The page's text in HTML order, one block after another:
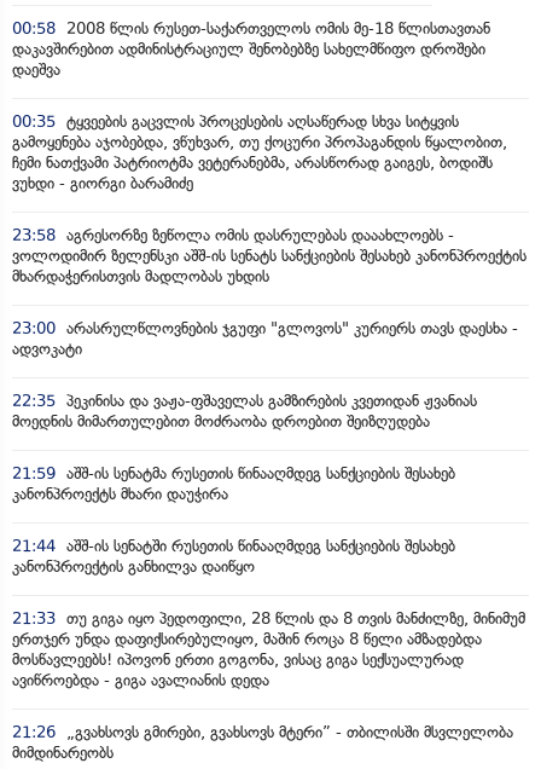
00:58
2008 წლის რუსეთ-საქართველოს ომის მე-18 წლისთავთან
დაკავშირებით ადმინისტრაციულ შენობებზე სახელმწიფო დროშები
დაეშვა
00:35 ტყვეების გაცვლის პროცესების აღსაწერად სხვა სიტყვის
გამოყენება აჯობებდა, ვწუხვარ, თუ ქოცური პროპაგანდის წყალობით,
ჩემი ნათქვამი პატრიოტმა ვეტერანებმა, არასწორად გაიგეს, ბოდიშს
ვუხდი - გიორგი ბარამიძე
23:58 აგრესორზე ზეწოლა ომის დასრულებას დააახლოებს -
ვოლოდიმირ ზელენსკი აშშ-ის სენატს სანქციების შესახებ კანონპროექტის
მხარდაჭერისთვის მადლობას უხდის
23:00 არასრულწლოვნების ჯგუფი "გლოვოს" კურიერს თავს დაესხა -
ადვოკატი
22:35 პეკინისა და ვაჟა-ფშაველას გამზირების კვეთიდან ჟვანიას
მოედნის მიმართულებით მოძრაობა დროებით შეიზღუდება
21:59 აშშ-ის სენატმა რუსეთის წინააღმდეგ სანქციების შესახებ
კანონპროექტს მხარი დაუჭირა
21:44 აშშ-ის სენატში რუსეთის წინააღმდეგ სანქციების შესახებ
კანონპროექტის განხილვა დაიწყო
21:33 თუ გიგა იყო პედოფილი, 28 წლის და 8 თვის მანძილზე, მინიმუმ
ერთჯერ უნდა დაფიქსირებულიყო, მაშინ როცა 8 წელი ამზადებდა
მოსწავლეებს! იპოვონ ერთი გოგონა, ვისაც გიგა სექსუალურად
ავიწროებდა - გიგა ავალიანის დედა
21:26
„გვახსოვს გმირები, გვახსოვს მტერი” - თბილისში მსვლელობა
მიმდინარეობს